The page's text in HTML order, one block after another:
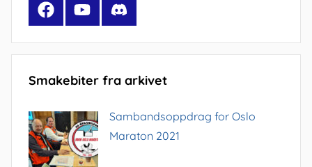
FacebookYouTubeDiscord
Smakebiter fra arkivet
Sambandsoppdrag for Oslo
Maraton 2021